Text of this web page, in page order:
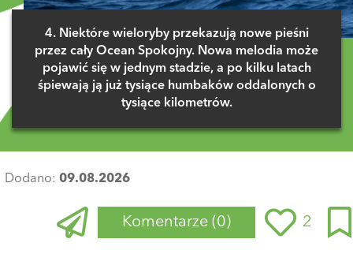
4. Niektóre wieloryby przekazują nowe pieśni
przez cały Ocean Spokojny. Nowa melodia może
pojawić się w jednym stadzie, a po kilku latach
śpiewają ją już tysiące humbaków oddalonych o
tysiące kilometrów.
Dodano: 09.08.2026
Komentarze (0) 2